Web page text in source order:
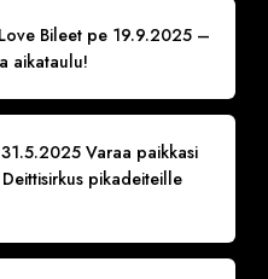
Bileet pe 19.9.2025 –
aikataulu!
Varaa paikkasi
pikadeiteille